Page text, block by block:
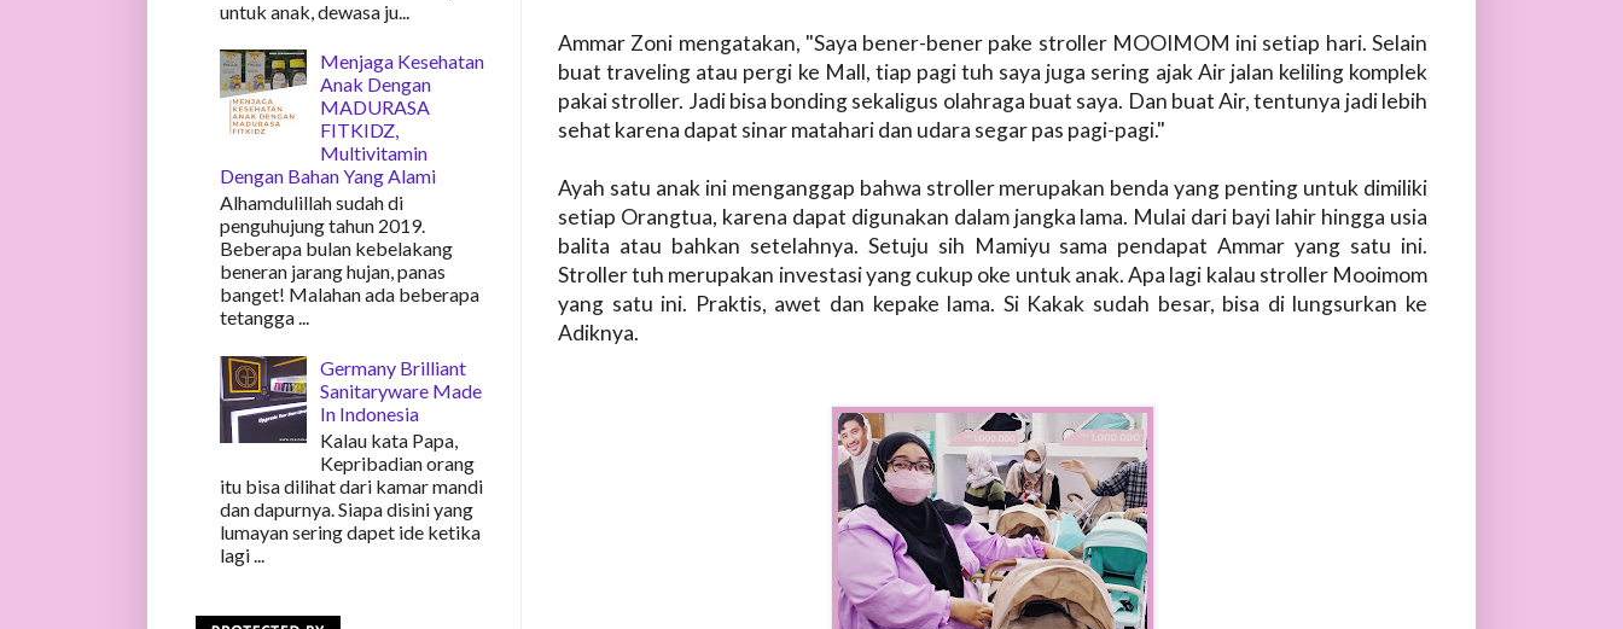
Ammar Zoni mengatakan, "Saya bener-bener pake stroller MOOIMOM ini setiap hari. Selain
buat traveling atau pergi ke Mall, tiap pagi tuh saya juga sering ajak Air jalan keliling komplek
pakai stroller. Jadi bisa bonding sekaligus olahraga buat saya. Dan buat Air, tentunya jadi lebih
sehat karena dapat sinar matahari dan udara segar pas pagi-pagi."
Ayah satu anak ini menganggap bahwa stroller merupakan benda yang penting untuk dimiliki
setiap Orangtua, karena dapat digunakan dalam jangka lama. Mulai dari bayi lahir hingga usia
balita atau bahkan setelahnya. Setuju sih Mamiyu sama pendapat Ammar yang satu ini.
Stroller tuh merupakan investasi yang cukup oke untuk anak. Apa lagi kalau stroller Mooimom
yang satu ini. Praktis, awet dan kepake lama. Si Kakak sudah besar, bisa di lungsurkan ke
Adiknya.
untuk anak, dewasa ju...
Menjaga Kesehatan
Anak Dengan
MADURASA
FITKIDZ,
Multivitamin
Dengan Bahan Yang Alami
Alhamdulillah sudah di
penguhujung tahun 2019.
Beberapa bulan kebelakang
beneran jarang hujan, panas
banget! Malahan ada beberapa
tetangga ...
Germany Brilliant
Sanitaryware Made
In Indonesia
Kalau kata Papa,
Kepribadian orang
itu bisa dilihat dari kamar mandi
dan dapurnya. Siapa disini yang
lumayan sering dapet ide ketika
lagi ...